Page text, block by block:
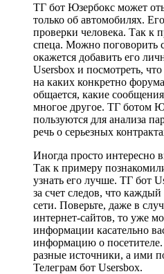
ТГ бот Юзербокс может
только об автомобилях.
проверки человека. Так к
спеца. Можно поговорить
окажется добавить его
Usersbox и посмотреть,
на каких конкретно
общается, какие
многое другое. ТГ ботом
пользуются для анализа
речь о серьезных
Иногда просто интересно
Так к примеру
узнать его лучше. ТГ бот
за счет следов, что каждый
сети. Поверьте, даже в
интернет-сайтов, то уже
информации касательно
информацию о
разные источники, а ими
Телеграм бот Usersbox.